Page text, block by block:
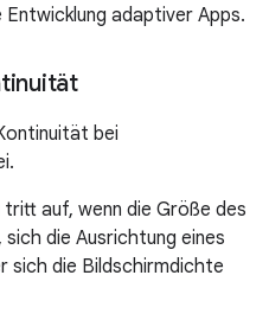
adaptiver Apps.
bei
auf, wenn die Größe des
die Ausrichtung eines
sich die Bildschirmdichte